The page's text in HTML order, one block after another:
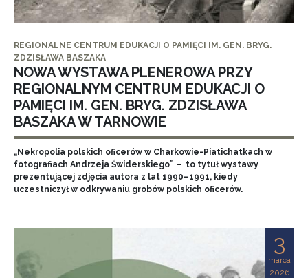
REGIONALNE CENTRUM EDUKACJI O PAMIĘCI IM. GEN. BRYG.
ZDZISŁAWA BASZAKA
NOWA WYSTAWA PLENEROWA PRZY
REGIONALNYM CENTRUM EDUKACJI O
PAMIĘCI IM. GEN. BRYG. ZDZISŁAWA
BASZAKA W TARNOWIE
„Nekropolia polskich oficerów w Charkowie-Piatichatkach w
fotografiach Andrzeja Świderskiego” – to tytuł wystawy
prezentującej zdjęcia autora z lat 1990–1991, kiedy
uczestniczył w odkrywaniu grobów polskich oficerów.
3
marca
2026